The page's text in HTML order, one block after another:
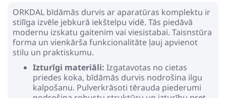
ORKDAL bīdāmās durvis ar aparatūras komplektu ir
stilīga izvēle jebkurā iekštelpu vidē. Tās piedāvā
modernu izskatu gaitenim vai viesistabai. Taisnstūra
forma un vienkārša funkcionalitāte ļauj apvienot
stilu un praktiskumu.
Izturīgi materiāli: Izgatavotas no cietas
priedes koka, bīdāmās durvis nodrošina ilgu
kalpošanu. Pulverkrāsoti tērauda piederumi